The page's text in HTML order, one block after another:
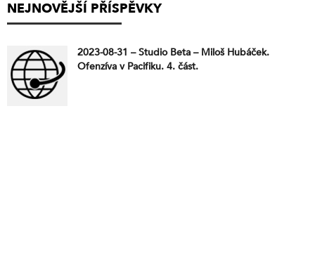
NEJNOVĚJŠÍ PŘÍSPĚVKY
2023-08-31 – Studio Beta – Miloš Hubáček.
Ofenzíva v Pacifiku. 4. část.